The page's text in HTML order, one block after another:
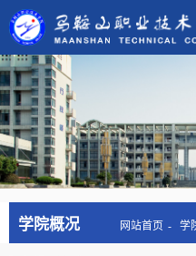
学院概况 网站首页 学